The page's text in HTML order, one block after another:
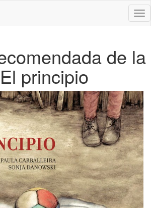
de la
principio